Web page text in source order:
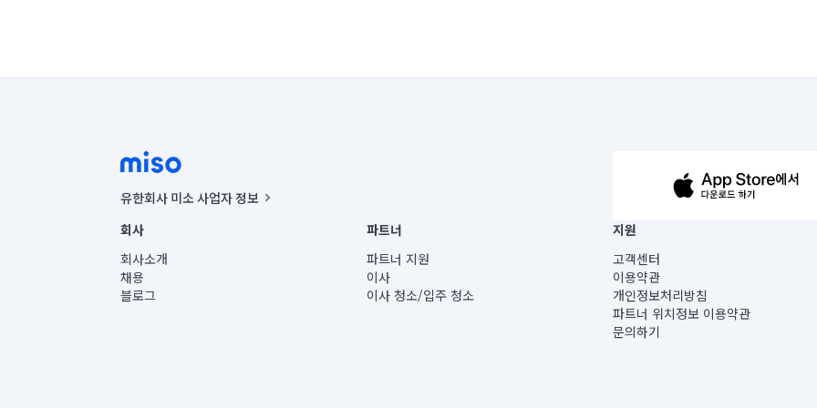
유한회사 미소 사업자 정보
사업자등록번호 : 291-87-00271 | 인허가번호 : 2016-3220163-14-5-00019 |
통신판매신고번호 : 2024-서울종로-1400(공정거래위원회 정보) |
대표이사 : CHING VICTOR COLUMBIA RHEE
주소 | 본사: 서울특별시 종로구 율곡로 6(중학동, 트윈트리빌딩) B동 5층
컨택센터 : 서울특별시 종로구 수송동 율곡로 24, 7층, 8층 미소
회사
회사소개
채용
블로그
파트너
파트너 지원
이사
이사 청소/입주 청소
지원
고객센터
이용약관
개인정보처리방침
파트너 위치정보 이용약관
문의하기